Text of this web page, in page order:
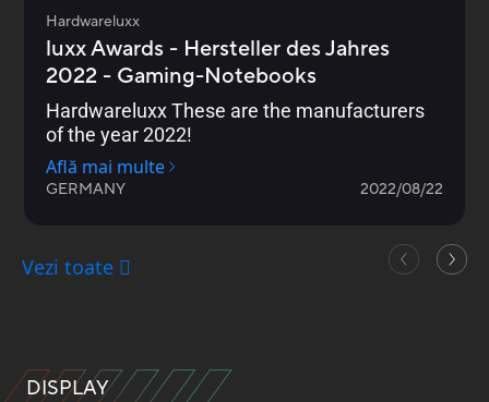
DISPLAY